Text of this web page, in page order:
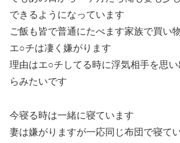
できるようになっています
ご飯も皆で普通にたべます家族で買い
エ○チは凄く嫌がります
理由はエ○チしてる時に浮気相手を思
らみたいです
今寝る時は一緒に寝ています
妻は嫌がりますが一応同じ布団で寝て